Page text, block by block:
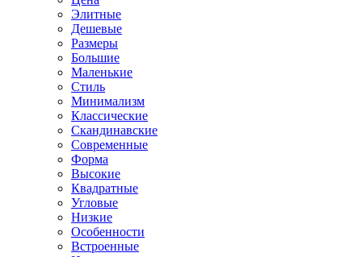
Элитные
Дешевые
Размеры
Большие
Маленькие
Стиль
Минимализм
Классические
Скандинавские
Современные
Форма
Высокие
Квадратные
Угловые
Низкие
Особенности
Встроенные